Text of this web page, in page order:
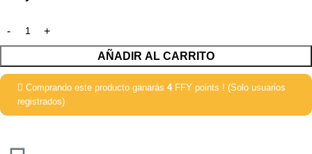
AÑADIR AL CARRITO
Comprando este producto ganarás 4FFY points ! (Solo usuarios
registrados)